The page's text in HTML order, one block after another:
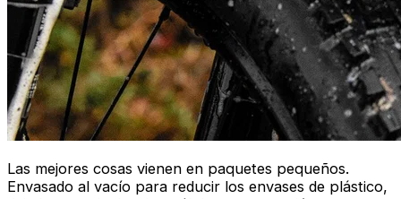
Las mejores cosas vienen en paquetes pequeños.
Envasado al vacío para reducir los envases de plástico,